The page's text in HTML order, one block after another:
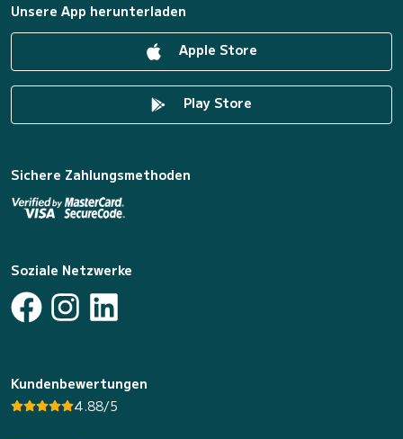
Unsere App herunterladen
Apple Store
Play Store
Sichere Zahlungsmethoden
Soziale Netzwerke
Kundenbewertungen
4.88/5